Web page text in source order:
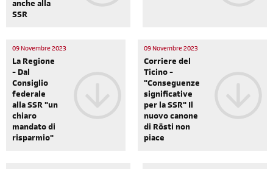
anche alla
SSR
09 Novembre 2023
La Regione
- Dal
Consiglio
federale
alla SSR "un
chiaro
mandato di
risparmio"
09 Novembre 2023
Corriere del
Ticino -
"Conseguenze
significative
per la SSR" Il
nuovo canone
di Rösti non
piace